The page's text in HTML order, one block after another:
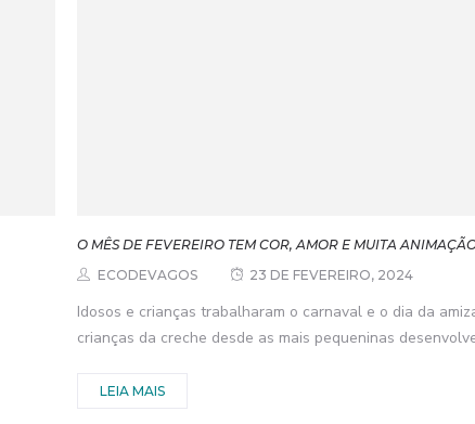
O MÊS DE FEVEREIRO TEM COR, AMOR E MUITA
ECODEVAGOS
23 DE FEVEREIRO, 2024
Idosos e crianças trabalharam o carnaval e o dia da
crianças da creche desde as mais pequeninas
LEIA MAIS